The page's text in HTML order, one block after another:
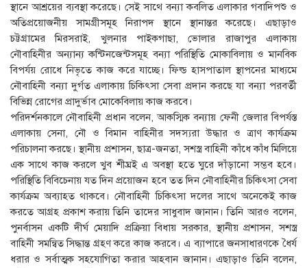
স্থানে আশ্রয়ের ব্যবস্থা করেছে। সেই সাথে বন্যা কবলিত এলাকার গবাদিপশু ও
অতিপ্রয়োজনীয় সামগ্রীসমূহ নিরাপদ স্থানে স্থানান্তর করেছে। এছাড়াও
চট্টগ্রামের মিরসরাই, খুলনার পাইকগাছা, ভোলার রাজাপুর এলাকায়
নৌবাহিনীর অন্যান্য কন্টিনজেন্টসমূহ বন্যা পরিস্থিতি মোকাবিলায় ও মানবিক
বিপর্যয় রোধে নিভৃতে কাজ করে যাচ্ছে। ফিল্ড হাসপাতাল স্থাপনের মাধ্যমে
নৌবাহিনী বন্যা দুর্গত এলাকায় চিকিৎসা সেবা প্রদান করছে যা বন্যা পরবর্তী
বিভিন্ন রোগের প্রাদুর্ভাব মোকেবিলায় কাজ করবে।
পরিদর্শনকালে নৌবাহিনী প্রধান বলেন, আকস্মিক বন্যায় ফেনী জেলার বিপর্যস্ত
এলাকায় সেনা, নৌ ও বিমান বাহিনীর সদস্যরা উদ্ধার ও ত্রাণ কার্যক্রম
পরিচালনা করছে। স্থানীয় প্রশাসন, ছাত্র-জনতা, সশস্ত্র বাহিনী কাঁধে কাঁধ মিলিয়ে
এক সাথে কাজ করলে খুব শীঘ্রই এ অবস্থা হতে ঘুরে দাঁড়ানো সম্ভব হবে।
পরিস্থিতি বিবিচেনায় যত দিন প্রয়োজন হবে তত দিন নৌবাহিনীর চিকিৎসা সেবা
কার্যক্রম অব্যাহত থাকবে। নৌবাহিনী চিকিৎসা দলের সাথে অনেকেই কাজ
করতে আগ্রহ প্রকাশ করায় তিনি তাদের সাধুবাদ জানান। তিনি আরও বলেন,
পুনর্বাসন একটি দীর্ঘ মেয়াদি প্রক্রিয়া বিধায় সরকার, স্থানীয় প্রশাসন, সশস্ত্র
বাহিনী সমন্বিত সিদ্ধান্ত গ্রহণ করে কাজ করবে। এ ব্যাপারে জনসাধারণকে ধৈর্য
ধরার ও সর্বাত্মক সহযোগিতা করার আহবান জানান। এছাড়াও তিনি বলেন,